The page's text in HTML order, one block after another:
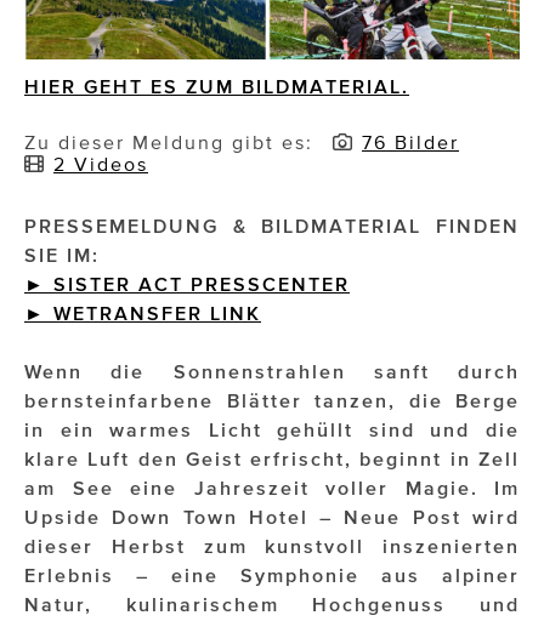
GHOST BASTARD
GymBeam
Impressionisten
JOOLZ
JUWELIER WAGNER
NEVER AGE NUTRITION
Nina Kraft – Kraft Media Minds
NORMAL
rot weiss rosé
HIER GEHT ES ZUM BILDMATERIAL.
Zu dieser Meldung gibt es:
76 Bilder
2 Videos
PRESSEMELDUNG & BILDMATERIAL FINDEN
SIE IM:
► SISTER ACT PRESSCENTER
► WETRANSFER LINK
Wenn die Sonnenstrahlen sanft durch
bernsteinfarbene Blätter tanzen, die Berge
in ein warmes Licht gehüllt sind und die
klare Luft den Geist erfrischt, beginnt in Zell
am See eine Jahreszeit voller Magie. Im
Upside Down Town Hotel – Neue Post wird
dieser Herbst zum kunstvoll inszenierten
Erlebnis – eine Symphonie aus alpiner
Natur, kulinarischem Hochgenuss und